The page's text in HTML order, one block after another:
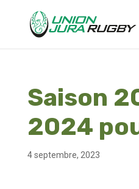
Saison
2024
4 septembre, 2023